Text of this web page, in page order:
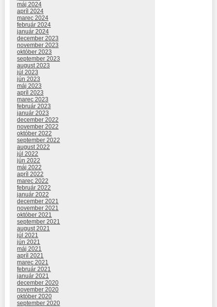
máj 2024
apríl 2024
marec 2024
február 2024
január 2024
december 2023
november 2023
október 2023
september 2023
august 2023
júl 2023
jún 2023
máj 2023
apríl 2023
marec 2023
február 2023
január 2023
december 2022
november 2022
október 2022
september 2022
august 2022
júl 2022
jún 2022
máj 2022
apríl 2022
marec 2022
február 2022
január 2022
december 2021
november 2021
október 2021
september 2021
august 2021
júl 2021
jún 2021
máj 2021
apríl 2021
marec 2021
február 2021
január 2021
december 2020
november 2020
október 2020
september 2020